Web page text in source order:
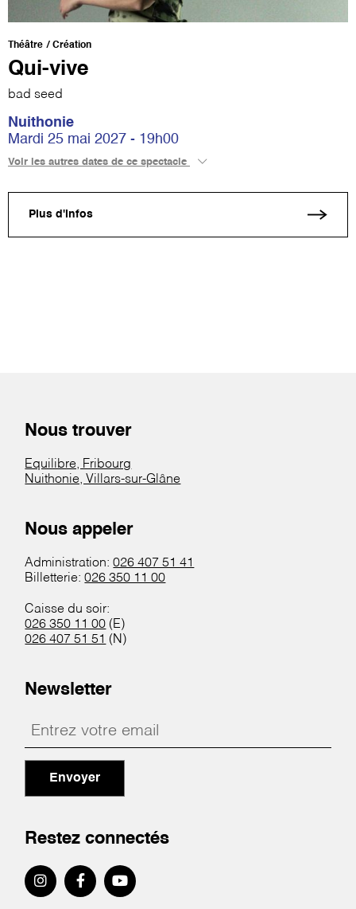
Théâtre Création
Qui-vive
bad seed
Nuithonie
Mardi 25 mai 2027 - 19h00
Voir les autres dates de ce spectacle
Plus d'infos
Nous trouver
Equilibre, Fribourg
Nuithonie, Villars-sur-Glâne
Nous appeler
Administration:026 407 51 41
Billetterie:026 350 11 00
Caisse du soir:
026 350 11 00 (E)
026 407 51 51 (N)
Newsletter
Envoyer
Restez connectés